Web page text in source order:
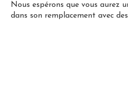
Nous espérons que vous aurez
dans son remplacement avec